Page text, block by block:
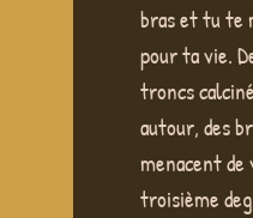
bras et tu te
pour ta vie.
troncs
autour, des
menacent de
troisième